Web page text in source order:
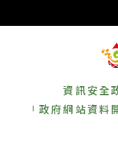
資訊安全
政府網站資料